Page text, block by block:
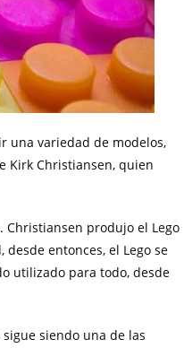
una variedad de modelos,
Kirk Christiansen, quien
Christiansen produjo el Lego
entonces, el Lego se
utilizado para todo, desde
siendo una de las